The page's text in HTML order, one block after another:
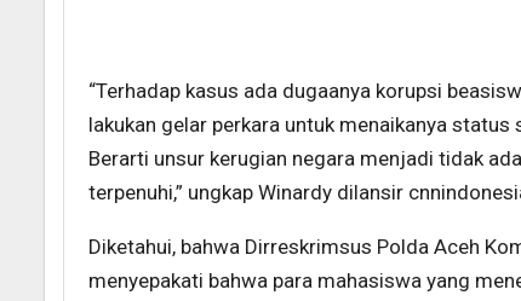
“Terhadap kasus ada dugaanya korupsi
lakukan gelar perkara untuk menaikanya
Berarti unsur kerugian negara menjadi tidak
terpenuhi,” ungkap Winardy dilansir
Diketahui, bahwa Dirreskrimsus Polda Aceh
menyepakati bahwa para mahasiswa yang